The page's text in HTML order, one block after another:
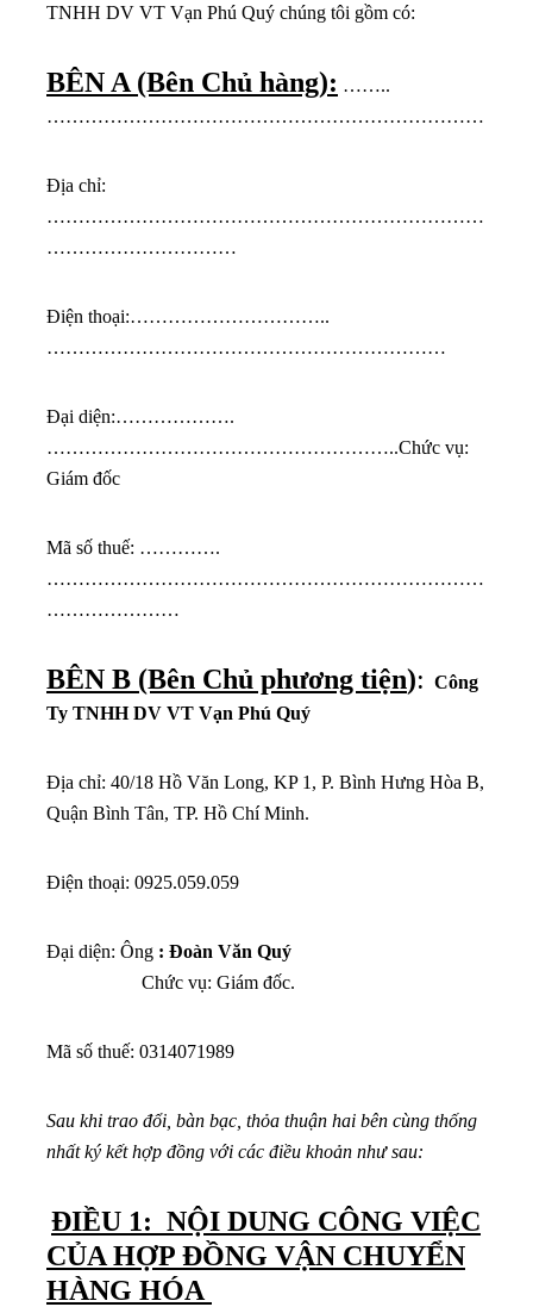
TNHH DV VT Vạn Phú Quý chúng tôi gồm có:
BÊN A (Bên Chủ hàng): ……..
……………………………………………………………
Địa chỉ:
……………………………………………………………
…………………………
Điện thoại:…………………………..
………………………………………………………
Đại diện:……………….
………………………………………………..Chức vụ:
Giám đốc
Mã số thuế: ………….
……………………………………………………………
…………………
BÊN B (Bên Chủ phương tiện): Công
Ty TNHH DV VT Vạn Phú Quý
Địa chỉ: 40/18 Hồ Văn Long, KP 1, P. Bình Hưng Hòa B,
Quận Bình Tân, TP. Hồ Chí Minh.
Điện thoại: 0925.059.059
Đại diện: Ông : Đoàn Văn Quý
Chức vụ: Giám đốc.
Mã số thuế: 0314071989
Sau khi trao đổi, bàn bạc, thỏa thuận hai bên cùng thống
nhất ký kết hợp đồng với các điều khoản như sau:
ĐIỀU 1: NỘI DUNG CÔNG VIỆC
CỦA HỢP ĐỒNG VẬN CHUYỂN
HÀNG HÓA